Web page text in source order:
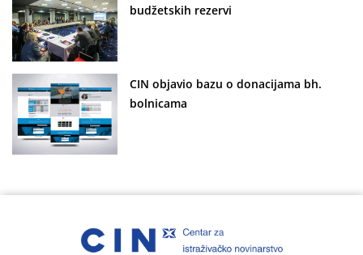
budžetskih rezervi
CIN objavio bazu o donacijama bh.
bolnicama